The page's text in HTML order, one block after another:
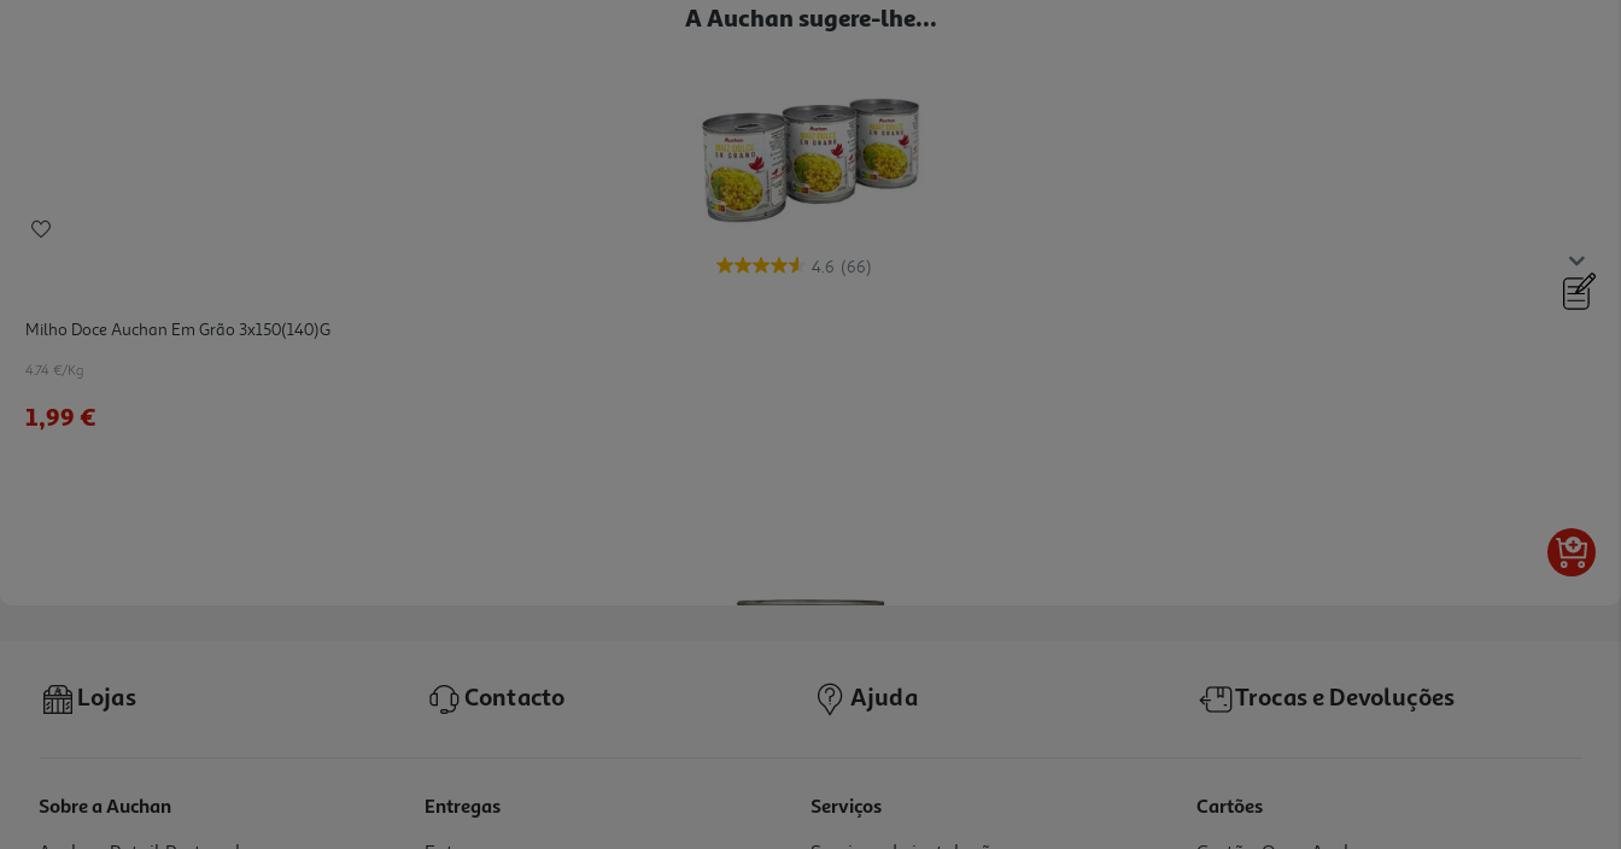
A Auchan sugere-lhe...
4.6 (66)
Milho Doce Auchan Em Grão 3x150(140)g
4.74 €/Kg
1,99 €
Lojas Contacto Ajuda Trocas e Devoluções
Sobre a Auchan Entregas Serviços Cartões